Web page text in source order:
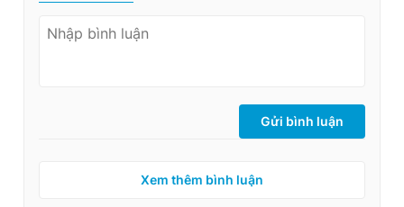
Gửi bình luận
Xem thêm bình luận